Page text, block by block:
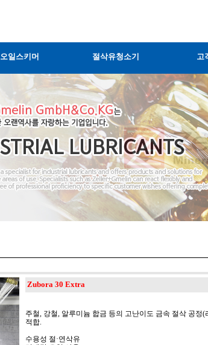
오일스키머 절삭유청소기 고
Zubora 30 Extra
주철, 강철, 알루미늄 합금 등의 고난이도 금속 절삭 공정
적합.
수용성 절·연삭유